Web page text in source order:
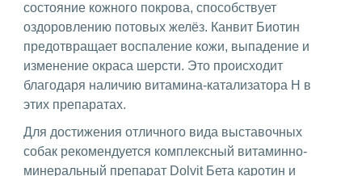
состояние кожного покрова, способствует
оздоровлению потовых желёз. Канвит Биотин
предотвращает воспаление кожи, выпадение и
изменение окраса шерсти. Это происходит
благодаря наличию витамина-катализатора H в
этих препаратах.
Для достижения отличного вида выставочных
собак рекомендуется комплексный витаминно-
минеральный препарат Dolvit Бета каротин и